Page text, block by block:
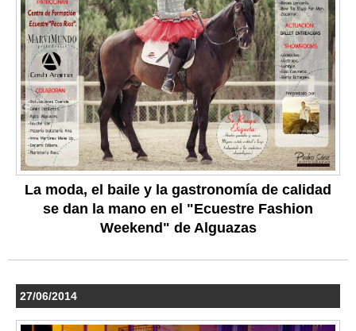
La moda, el baile y la gastronomía de calidad
se dan la mano en el "Ecuestre Fashion
Weekend" de Alguazas
27/06/2014